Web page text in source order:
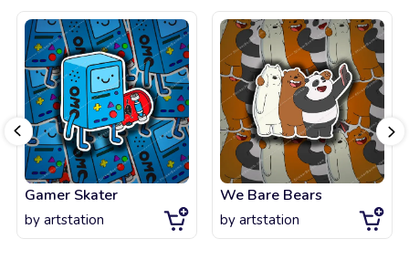
Gamer Skater
by artstation
We Bare Bears
by artstation